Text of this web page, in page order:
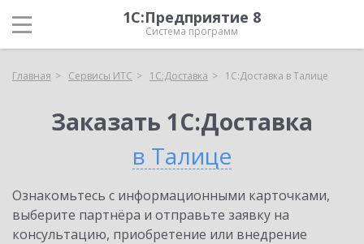
1С:Предприятие 8
Система программ
Главная Сервисы ИТС 1С:Доставка 1С:Доставка в Талице
Заказать 1С:Доставка
в Талице
Ознакомьтесь с информационными карточками,
выберите партнёра и отправьте заявку на
консультацию, приобретение или внедрение